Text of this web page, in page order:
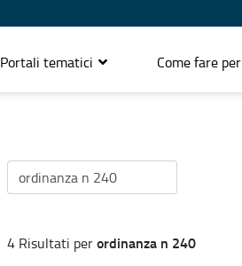
Portali tematici Come fare per
4 Risultati perordinanza n 240